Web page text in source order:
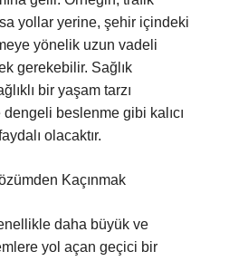
yollar yerine, şehir içindeki
yönelik uzun vadeli
gerekebilir. Sağlık
bir yaşam tarzı
beslenme gibi kalıcı
olacaktır.
Kaçınmak
daha büyük ve
yol açan geçici bir